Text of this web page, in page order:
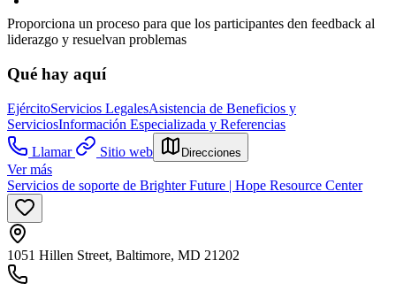
Proporciona un proceso para que los participantes den feedback al
liderazgo y resuelvan problemas
Qué hay aquí
EjércitoServicios LegalesAsistencia de Beneficios y
ServiciosInformación Especializada y Referencias
Llamar
Sitio web Direcciones
Ver más
Servicios de soporte de Brighter Future | Hope Resource Center
1051 Hillen Street, Baltimore, MD 21202